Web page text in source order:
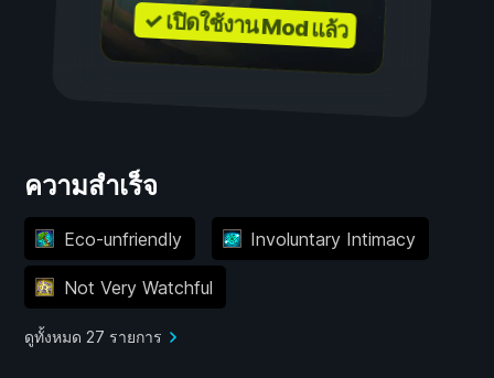
✓ เปิดใช้งาน Mod แล้ว
ความสำเร็จ
Eco-unfriendly Involuntary Intimacy
Not Very Watchful
ดูทั้งหมด 27 รายการ